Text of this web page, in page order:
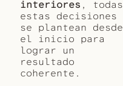
interiores , todas
estas decisiones
se plantean desde
el inicio para
lograr un
resultado
coherente.